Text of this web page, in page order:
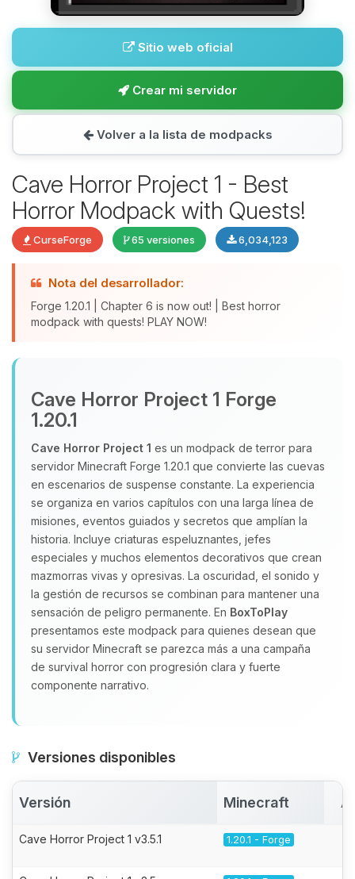
Sitio web oficial
Crear mi servidor
Volver a la lista de modpacks
Cave Horror Project 1 - Best
Horror Modpack with Quests!
CurseForge 65 versiones 6,034,123
Nota del desarrollador:
Forge 1.20.1 | Chapter 6 is now out! | Best horror
modpack with quests! PLAY NOW!
Cave Horror Project 1 Forge
1.20.1
Cave Horror Project 1 es un modpack de terror para
servidor Minecraft Forge 1.20.1 que convierte las cuevas
en escenarios de suspense constante. La experiencia
se organiza en varios capítulos con una larga línea de
misiones, eventos guiados y secretos que amplían la
historia. Incluye criaturas espeluznantes, jefes
especiales y muchos elementos decorativos que crean
mazmorras vivas y opresivas. La oscuridad, el sonido y
la gestión de recursos se combinan para mantener una
sensación de peligro permanente. En BoxToPlay
presentamos este modpack para quienes desean que
su servidor Minecraft se parezca más a una campaña
de survival horror con progresión clara y fuerte
componente narrativo.
Versiones disponibles
Versión Minecraft
Cave Horror Project 1 v3.5.1 1.20.1 - Forge
asistente de BoxToPlay. Cuentame
que necesitas y moveré mis
07/08/2026 17:07